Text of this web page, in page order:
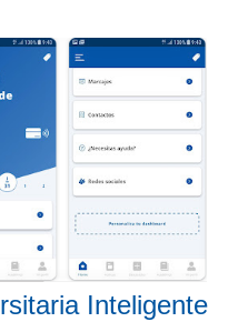
Inteligente